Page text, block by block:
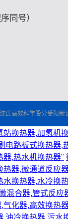
同号）
氏高效科学股分受限新
换热器,加氢机
电路板式换热器,
器,热水机换热器"
器,微通道反应
换热器,水冷换
混合器,管式反应
气化器,高效换热